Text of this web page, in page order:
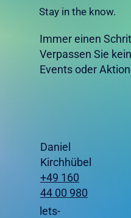
Stay in the know.
Immer einen
Verpassen Sie
Events oder
Daniel
Kirchhübel
+49 160
44 00 980
lets-